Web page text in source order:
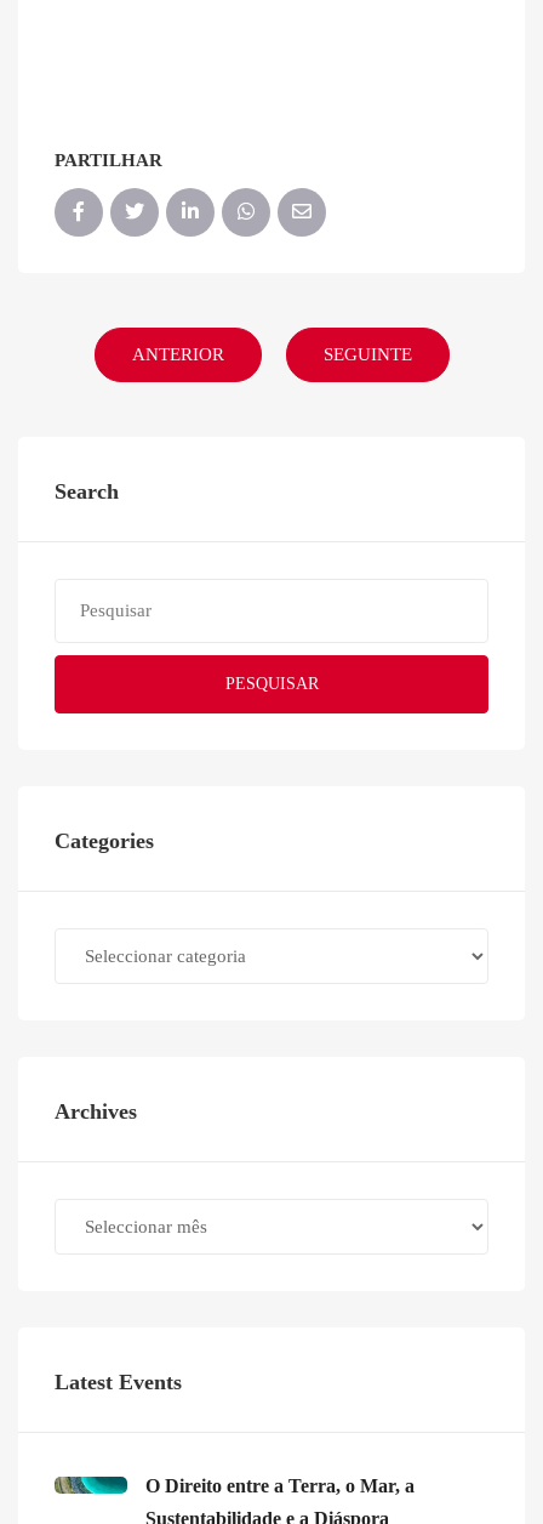
PARTILHAR
ANTERIOR SEGUINTE
Search
PESQUISAR
Categories
Archives
Latest Events
O Direito entre a Terra, o Mar, a
Sustentabilidade e a Diáspora